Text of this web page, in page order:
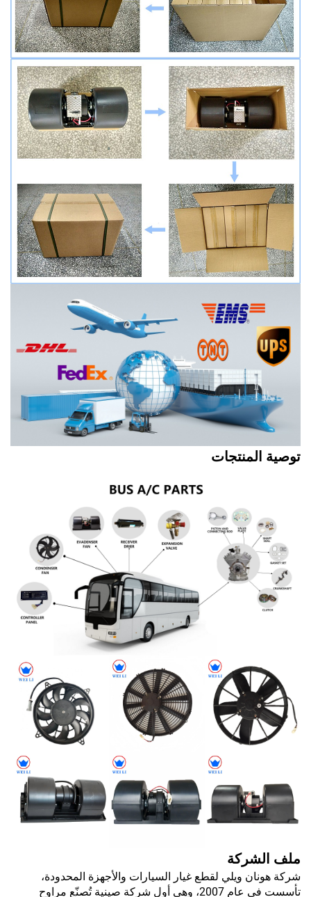
توصية المنتجات
ملف الشركة
شركة هونان ويلي لقطع غيار السيارات والأجهزة المحدودة،
تأسست في عام 2007، وهي أول شركة صينية تُصنّع مراوح